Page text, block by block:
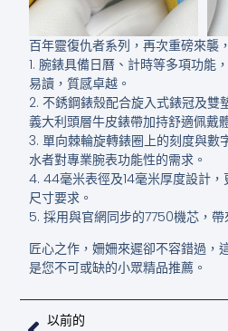
百年靈復仇者系列，再次重磅來襲
1. 腕錶具備日曆、計時等多項功能
易讀，質感卓越。
2. 不銹鋼錶殼配合旋入式錶冠及雙
義大利頭層牛皮錶帶加持舒適佩戴
3. 單向棘輪旋轉錶圈上的刻度與數
水者對專業腕表功能性的需求。
4. 44毫米表徑及14毫米厚度設計
尺寸要求。
5. 採用與官網同步的7750機芯，帶
匠心之作，姍姍來遲卻不容錯過，
是您不可或缺的小眾精品推薦。
上一頁
以前的